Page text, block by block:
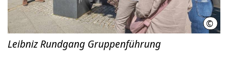
©
Leibniz Rundgang Gruppenführung